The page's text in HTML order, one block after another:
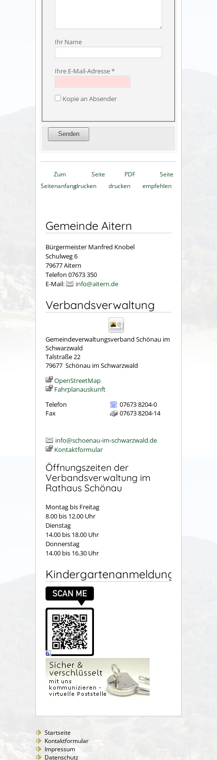
Ihr Name
Ihre E-Mail-Adresse*
Kopie an Absender
Zum
Seitenanfang
Seite
drucken
PDF
drucken
Seite
empfehlen
Gemeinde Aitern
Bürgermeister Manfred Knobel
Schulweg 6
79677 Aitern
Telefon 07673 350
E-Mail:
info@aitern.de
Verbandsverwaltung
Gemeindeverwaltungsverband Schönau im
Schwarzwald
Talstraße 22
79677 Schönau im Schwarzwald
OpenStreetMap
Fahrplanauskunft
Telefon
07673 8204-0
Fax
07673 8204-14
info@schoenau-im-schwarzwald.de
Kontaktformular
Öffnungszeiten der
Verbandsverwaltung im
Rathaus Schönau
Montag bis Freitag
8.00 bis 12.00 Uhr
Dienstag
14.00 bis 18.00 Uhr
Donnerstag
14.00 bis 16.30 Uhr
Kindergartenanmeldung
Startseite
Kontaktformular
Impressum
Datenschutz